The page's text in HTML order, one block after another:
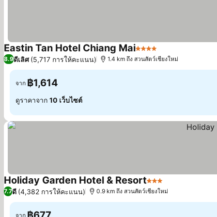
Eastin Tan Hotel Chiang Mai4 ดาว ดูราคา
8.9ดีเลิศ (5,717 การให้คะแนน) 1.4 km ถึง สวนสัตว์เชียงใหม่
จาก ฿1,614
ดูราคาจาก 10 เว็บไซต์
Holiday Garden Hotel & Resort3 ดาว
7.7ดี (4,382 การให้คะแนน) 0.9 km ถึง สวนสัตว์เชียงใหม่
จาก